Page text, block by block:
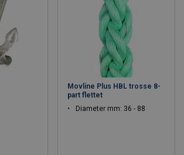
Movline Plus HBL trosse 8-
part flettet
Diameter mm: 36 - 88